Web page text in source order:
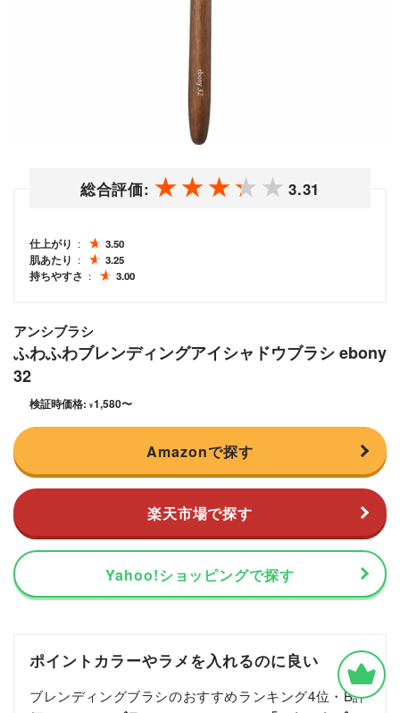
総合評価: 3.31
仕上がり
3.50
肌あたり
3.25
持ちやすさ
3.00
アンシブラシ
ふわふわブレンディングアイシャドウブラシ ebony
32
検証時価格: ¥1,580〜
Amazonで探す
楽天市場で探す
Yahoo!ショッピングで探す
ポイントカラーやラメを入れるのに良い
ブレンディングブラシのおすすめランキング4位・B評